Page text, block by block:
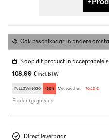
Ook beschikbaar in andere
Koop dit product in acceptabele
108,99 € incl. BTW
FULLSWING30 -30% Met voucher: 76,29 €
Productgegevens
Direct leverbaar